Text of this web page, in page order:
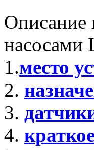
Описание
1.место
2.
3.
4.